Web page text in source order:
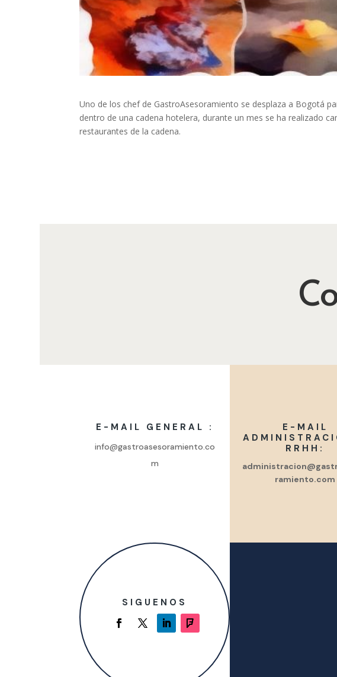
Uno de los chef de GastroAsesoramiento se desplaza a Bogotá
dentro de una cadena hotelera, durante un mes se ha realizado
restaurantes de la cadena.
E-MAIL GENERAL :
info@gastroasesoramiento.co
m
E-MAIL
RRHH:
ramiento.com
SIGUENOS